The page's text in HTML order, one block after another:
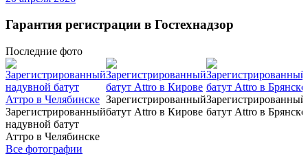
Гарантия регистрации в Гостехнадзор
Последние фото
Зарегистрированный
надувной батут
Аттро в Челябинске
Зарегистрированный
батут Attro в Кирове
Зарегистрированный
батут Attro в Брянске
Все фотографии